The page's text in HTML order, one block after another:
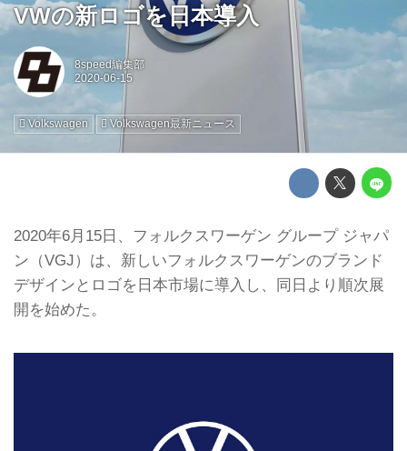
VWの新ロゴを日本導入
8speed編集部
Volkswagen Volkswagen最新ニュース
2020年6月15日、フォルクスワーゲン グループ ジャパ
ン（VGJ）は、新しいフォルクスワーゲンのブランド
デザインとロゴを日本市場に導入し、同日より順次展
開を始めた。